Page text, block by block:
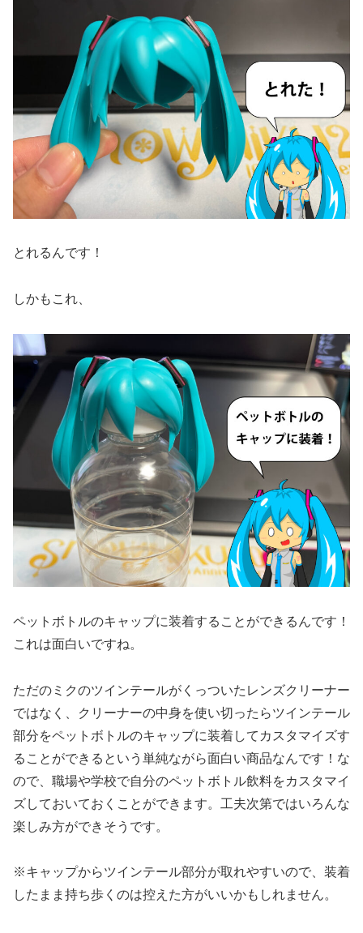
とれるんです！
しかもこれ、
ペットボトルのキャップに装着することができるんです！
これは面白いですね。
ただのミクのツインテールがくっついたレンズクリーナー
ではなく、クリーナーの中身を使い切ったらツインテール
部分をペットボトルのキャップに装着してカスタマイズす
ることができるという単純ながら面白い商品なんです！な
ので、職場や学校で自分のペットボトル飲料をカスタマイ
ズしておいておくことができます。工夫次第ではいろんな
楽しみ方ができそうです。
※キャップからツインテール部分が取れやすいので、装着
したまま持ち歩くのは控えた方がいいかもしれません。